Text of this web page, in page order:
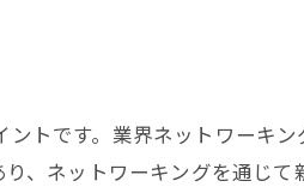
トです。業界ネットワーキン
、ネットワーキングを通じて